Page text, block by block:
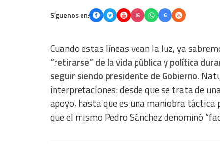
Síguenos en: IG G
Cuando estas líneas vean la luz, ya
“retirarse” de la vida pública y política
seguir siendo presidente de Gobierno.
interpretaciones: desde que se trata de
apoyo, hasta que es una maniobra
que el mismo Pedro Sánchez denominó